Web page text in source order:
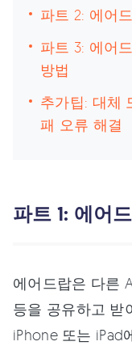
파트 2: 에어
파트 3: 에어
방법
추가팁: 대체
패 오류 해결
파트 1: 에어
에어드랍은 다른
등을 공유하고 받
iPhone 또는 iPad